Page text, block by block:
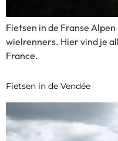
Fietsen in de Franse
wielrenners. Hier vind je
France.
Fietsen in de Vendée